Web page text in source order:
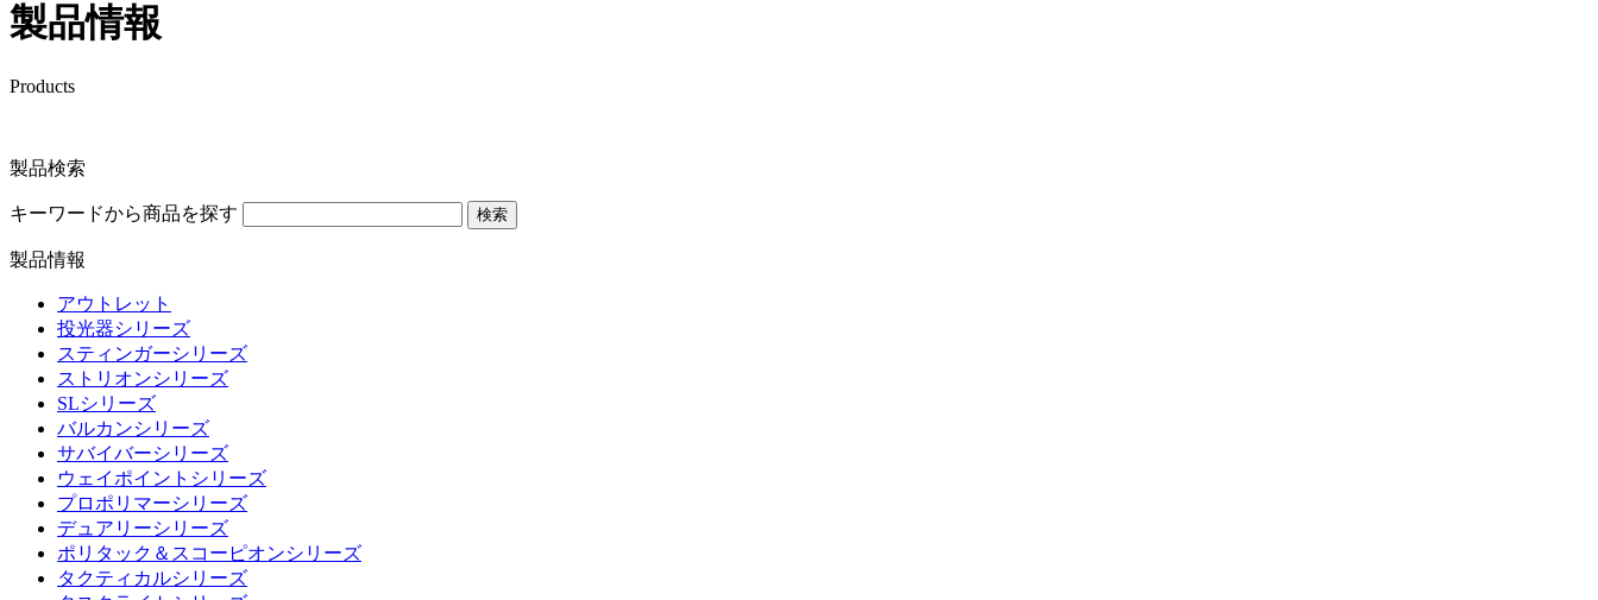
製品情報
Products
製品検索
キーワードから商品を探す 検索
製品情報
アウトレット
投光器シリーズ
スティンガーシリーズ
ストリオンシリーズ
SLシリーズ
バルカンシリーズ
サバイバーシリーズ
ウェイポイントシリーズ
プロポリマーシリーズ
デュアリーシリーズ
ポリタック＆スコーピオンシリーズ
タクティカルシリーズ